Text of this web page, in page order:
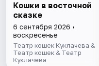
Кошки в восточной
сказке
6 сентября 2026 •
воскресенье
Театр кошек Куклачева &
Театр кошек & Театр
Куклачева